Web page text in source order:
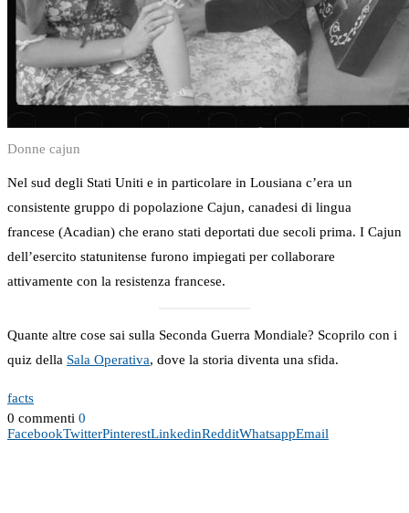
Donne cajun
Nel sud degli Stati Uniti e in particolare in Lousiana c’era un
consistente gruppo di popolazione Cajun, canadesi di lingua
francese (Acadian) che erano stati deportati due secoli prima. I Cajun
dell’esercito statunitense furono impiegati per collaborare
attivamente con la resistenza francese.
Quante altre cose sai sulla Seconda Guerra Mondiale? Scoprilo con i
quiz della Sala Operativa, dove la storia diventa una sfida.
facts
0 commenti 0
FacebookTwitterPinterestLinkedinRedditWhatsappEmail